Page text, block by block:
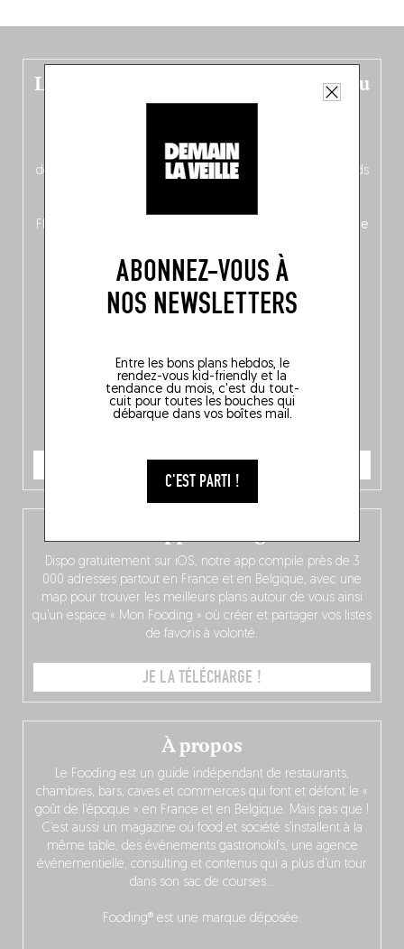
ABONNEZ-VOUS À
NOS NEWSLETTERS
Entre les bons plans hebdos, le
rendez-vous kid-friendly et la
tendance du mois, c'est du tout-
cuit pour toutes les bouches qui
débarque dans vos boîtes mail.
C'EST PARTI !
Le nouveau guide Belgique est sorti du
four !
néerlandais côté face – à moins que ne soit l’inverse ?),
découvrez
une partie mag « Nord-Zuid »
qui met les pieds
Flandre, à Bruxelles et en Wallonie, ainsi qu’
un palmarès de
JE COMMANDE
À propos
Le Fooding est un guide indépendant de restaurants,
chambres, bars, caves et commerces qui font et défont le «
goût de l’époque » en France et en Belgique. Mais pas que !
C’est aussi un magazine où food et société s’installent à la
même table, des événements gastronokifs, une agence
événementielle, consulting et contenus qui a plus d’un tour
dans son sac de courses…
Fooding® est une marque déposée.
Dispo gratuitement sur iOS, notre app compile près de 3
000 adresses partout en France et en Belgique, avec une
map pour trouver les meilleurs plans autour de vous ainsi
qu’un espace « Mon Fooding » où créer et partager vos listes
de favoris à volonté.
JE LA TÉLÉCHARGE !